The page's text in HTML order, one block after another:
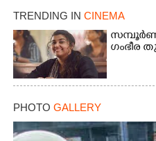
TRENDING IN CINEMA
സമ്പൂർണ
ഗംഭീര
PHOTO GALLERY